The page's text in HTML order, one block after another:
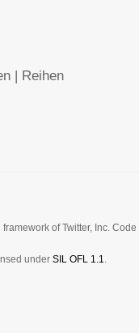
| Reihen
framework of Twitter, Inc.
under SIL OFL 1.1.